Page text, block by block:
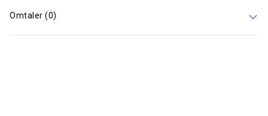
Omtaler (0)